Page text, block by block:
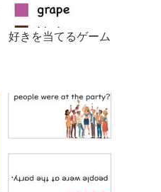
好きを当てるゲーム